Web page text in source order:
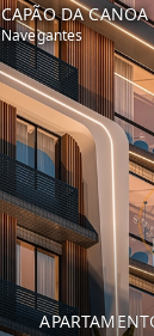
CAPÃO DA CANOA
Navegantes